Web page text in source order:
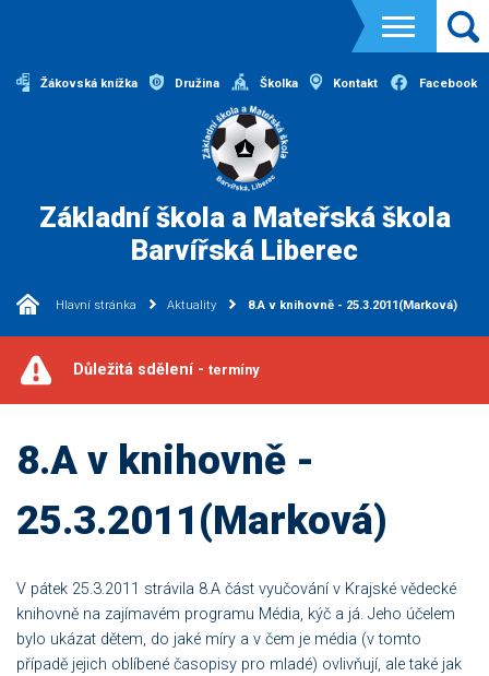
Žákovská knížka Družina Školka Kontakt Facebook
Základní škola a Mateřská škola
Barvířská Liberec
Hlavní stránka Aktuality 8.A v knihovně - 25.3.2011(Marková)
Důležitá sdělení - termíny
8.A v knihovně -
25.3.2011(Marková)
V pátek 25.3.2011 strávila 8.A část vyučování v Krajské vědecké
knihovně na zajímavém programu Média, kýč a já. Jeho účelem
bylo ukázat dětem, do jaké míry a v čem je média (v tomto
případě jejich oblíbené časopisy pro mladé) ovlivňují, ale také jak